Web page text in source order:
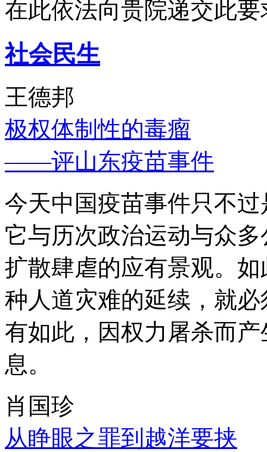
在此依法向贵院递交此要
社会民生
王德邦
极权体制性的毒瘤
——评山东疫苗事件
今天中国疫苗事件只不
它与历次政治运动与众
扩散肆虐的应有景观。
种人道灾难的延续，就
有如此，因权力屠杀而
息。
肖国珍
从睁眼之罪到越洋要挟